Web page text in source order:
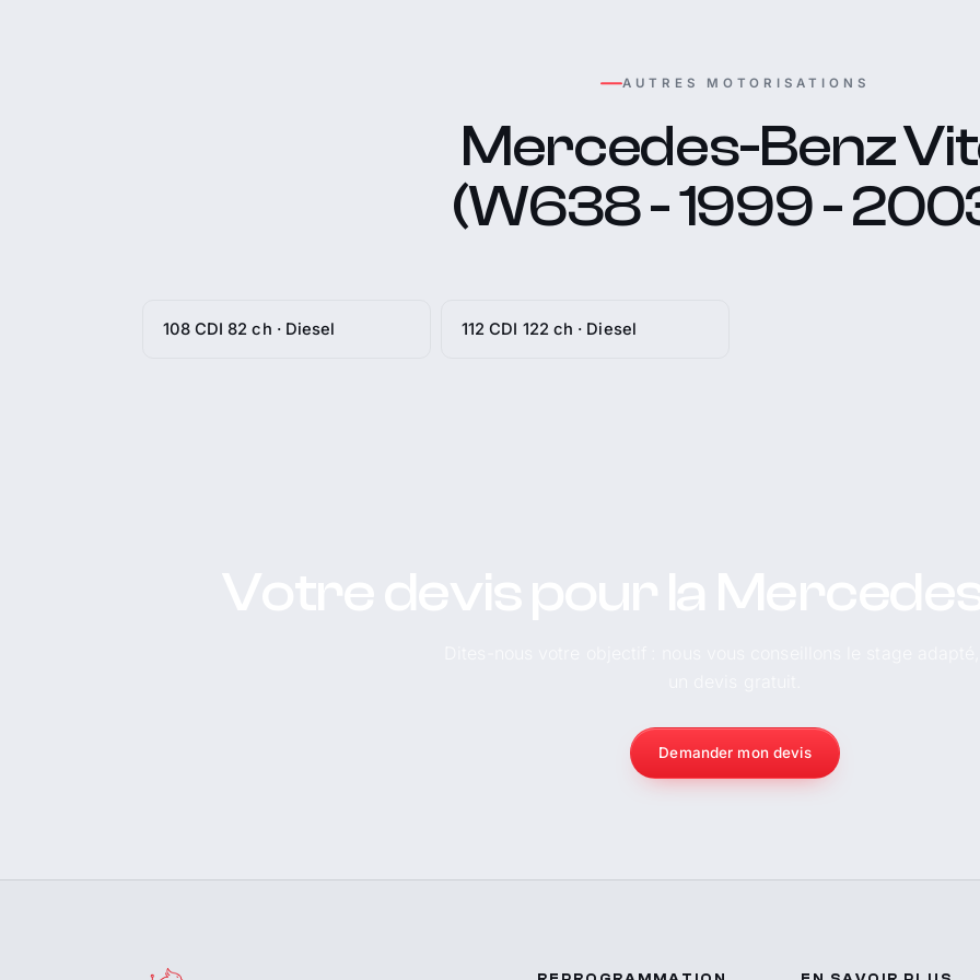
AUTRES MOTORISATIONS
Mercedes-Benz
(W638 - 1999 -
108 CDI 82 ch · Diesel 112 CDI 122 ch · Diesel
Demander mon devis